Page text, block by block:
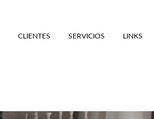
CLIENTES SERVICIOS LINKS